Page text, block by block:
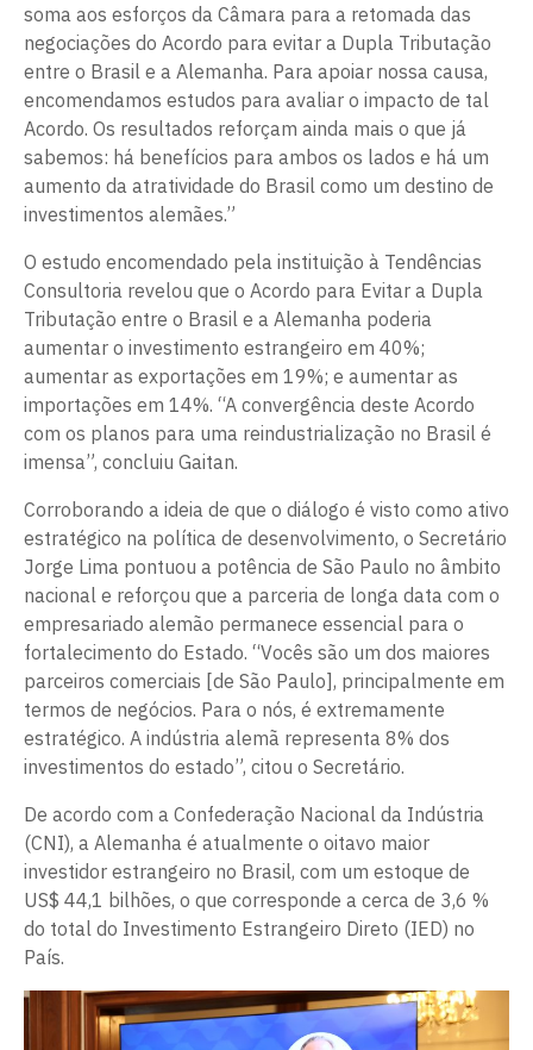
soma aos esforços da Câmara para a retomada das
negociações do Acordo para evitar a Dupla Tributação
entre o Brasil e a Alemanha. Para apoiar nossa causa,
encomendamos estudos para avaliar o impacto de tal
Acordo. Os resultados reforçam ainda mais o que já
sabemos: há benefícios para ambos os lados e há um
aumento da atratividade do Brasil como um destino de
investimentos alemães.”
O estudo encomendado pela instituição à Tendências
Consultoria revelou que o Acordo para Evitar a Dupla
Tributação entre o Brasil e a Alemanha poderia
aumentar o investimento estrangeiro em 40%;
aumentar as exportações em 19%; e aumentar as
importações em 14%. “A convergência deste Acordo
com os planos para uma reindustrialização no Brasil é
imensa”, concluiu Gaitan.
Corroborando a ideia de que o diálogo é visto como ativo
estratégico na política de desenvolvimento, o Secretário
Jorge Lima pontuou a potência de São Paulo no âmbito
nacional e reforçou que a parceria de longa data com o
empresariado alemão permanece essencial para o
fortalecimento do Estado. “Vocês são um dos maiores
parceiros comerciais [de São Paulo], principalmente em
termos de negócios. Para o nós, é extremamente
estratégico. A indústria alemã representa 8% dos
investimentos do estado”, citou o Secretário.
De acordo com a Confederação Nacional da Indústria
(CNI), a Alemanha é atualmente o oitavo maior
investidor estrangeiro no Brasil, com um estoque de
US$ 44,1 bilhões, o que corresponde a cerca de 3,6 %
do total do Investimento Estrangeiro Direto (IED) no
País.